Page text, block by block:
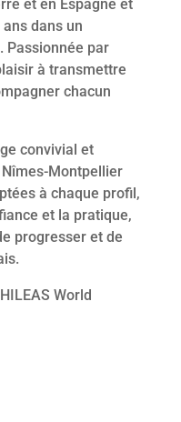
et en Espagne et
dans un
Passionnée par
à transmettre
chacun
convivial et
Montpellier
à chaque profil,
et la pratique,
progresser et de
World